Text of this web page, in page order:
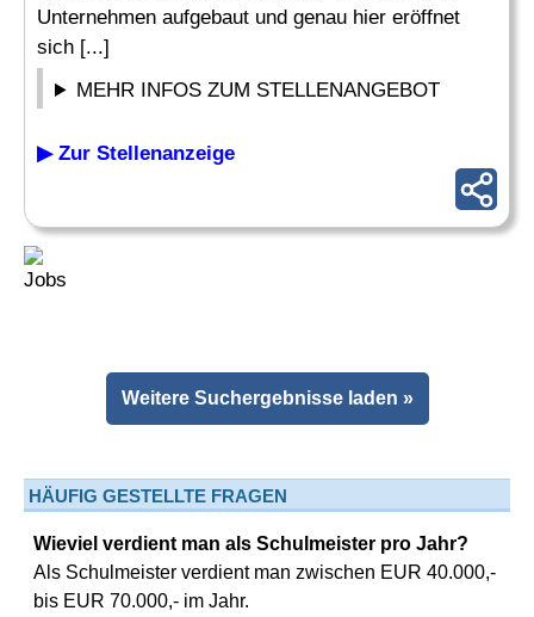
Unternehmen aufgebaut und genau hier eröffnet
sich [...]
MEHR INFOS ZUM STELLENANGEBOT
▶ Zur Stellenanzeige
Weitere Suchergebnisse laden »
HÄUFIG GESTELLTE FRAGEN
Wieviel verdient man als Schulmeister pro Jahr?
Als Schulmeister verdient man zwischen EUR 40.000,-
bis EUR 70.000,- im Jahr.